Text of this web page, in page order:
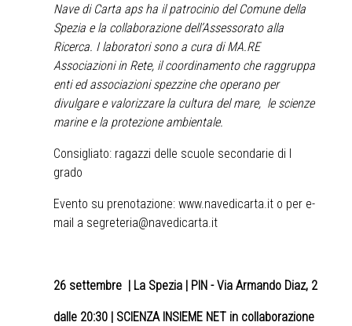
Nave di Carta aps ha il patrocinio del Comune della
Spezia e la collaborazione dell’Assessorato alla
Ricerca. I laboratori sono a cura di MA.RE
Associazioni in Rete, il coordinamento che raggruppa
enti ed associazioni spezzine che operano per
divulgare e valorizzare la cultura del mare, le scienze
marine e la protezione ambientale.
Consigliato: ragazzi delle scuole secondarie di I
grado
Evento su prenotazione: www.navedicarta.it o per e-
mail a segreteria@navedicarta.it
26 settembre | La Spezia | PIN - Via Armando Diaz, 2
dalle 20:30 | SCIENZA INSIEME NET in collaborazione